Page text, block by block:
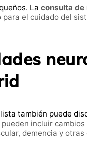
La consulta de
el cuidado del
también puede
pueden incluir
demencia y otras